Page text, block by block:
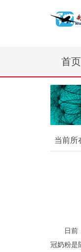
首页
当前所
日前
冠奶粉是